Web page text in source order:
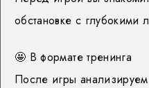
обстановке с глубокими
🤩 В формате тренинга
После игры